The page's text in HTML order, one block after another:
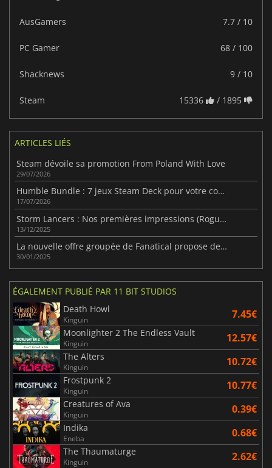
AusGamers 7.7 / 10
PC Gamer 68 / 100
Shacknews 9 / 10
Steam 15336 / 1895
ARTICLES LIÉS
Steam dévoile sa promotion From Poland With Love
29/07/2026
Humble Bundle : 7 jeux Steam Deck pour votre console portable
17/07/2026
Storm Lancers : Nos premières impressions (Roguelite Co-op !)
13/12/2025
La nouvelle offre groupée de Fanatical propose des réductions importantes sur 18 jeux avant la vente de printemps de Steam.
30/01/2025
ÉGALEMENT PUBLIÉ PAR 11 BIT STUDIOS
Death Howl
Kinguin 7.45€
Moonlighter 2 The Endless Vault
Kinguin 12.57€
The Alters
Kinguin 10.72€
Frostpunk 2
Kinguin 10.77€
Creatures of Ava
Kinguin 0.39€
Indika
Eneba 0.68€
The Thaumaturge
Kinguin 2.62€